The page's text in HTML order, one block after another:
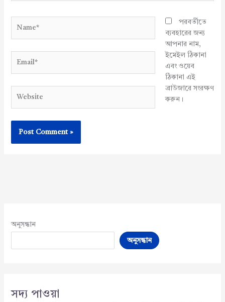
পরবর্তীতে
ব্যবহারের জন্য
আপনার নাম,
ইমেইল ঠিকানা
এবং ওয়েব
ঠিকানা এই
ব্রাউজারে সংরক্ষণ
করুন।
অনুসন্ধান
অনুসন্ধান
সদ্য পাওয়া